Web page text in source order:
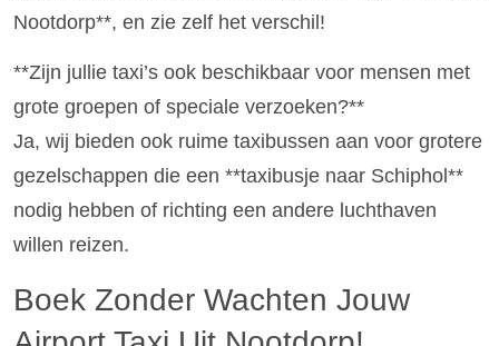
Nootdorp**, en zie zelf het verschil!
**Zijn jullie taxi’s ook beschikbaar voor mensen met
grote groepen of speciale verzoeken?**
Ja, wij bieden ook ruime taxibussen aan voor grotere
gezelschappen die een **taxibusje naar Schiphol**
nodig hebben of richting een andere luchthaven
willen reizen.
Boek Zonder Wachten Jouw